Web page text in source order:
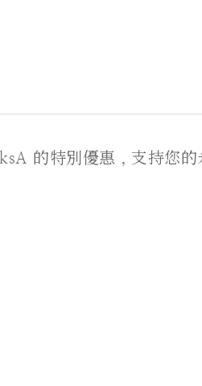
的特別優惠，支持您的